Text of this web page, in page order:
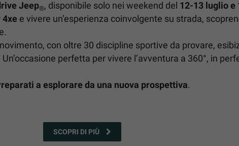
Jeep®, disponibile solo nei weekend del 12-13 luglio e
4xe e vivere un’esperienza coinvolgente su strada,
con oltre 30 discipline sportive da provare,
perfetta per vivere l’avventura a 360°, in
a esplorare da una nuova prospettiva.
SCOPRI DI PIÙ